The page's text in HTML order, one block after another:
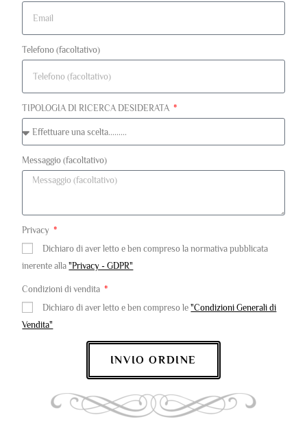
Telefono (facoltativo)
TIPOLOGIA DI RICERCA DESIDERATA
Messaggio (facoltativo)
Privacy
Dichiaro di aver letto e ben compreso la normativa pubblicata
inerente alla"Privacy - GDPR"
Condizioni di vendita
Dichiaro di aver letto e ben compreso le"Condizioni Generali di
Vendita"
INVIO ORDINE